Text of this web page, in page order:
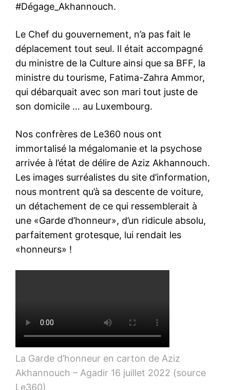
#Dégage_Akhannouch.
Le Chef du gouvernement, n’a pas fait le
déplacement tout seul. Il était accompagné
du ministre de la Culture ainsi que sa BFF, la
ministre du tourisme, Fatima-Zahra Ammor,
qui débarquait avec son mari tout juste de
son domicile … au Luxembourg.
Nos confrères de Le360 nous ont
immortalisé la mégalomanie et la psychose
arrivée à l’état de délire de Aziz Akhannouch.
Les images surréalistes du site d’information,
nous montrent qu’à sa descente de voiture,
un détachement de ce qui ressemblerait à
une «Garde d’honneur», d’un ridicule absolu,
parfaitement grotesque, lui rendait les
«honneurs» !
La Garde d’honneur en carton de Aziz
Akhannouch – Agadir 16 juillet 2022 (source
Le360)